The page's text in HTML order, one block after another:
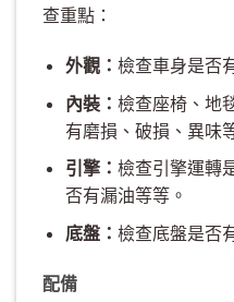
查重點：
外觀： 檢查車身是否
內裝： 檢查座椅、地
有磨損、破損、異味
引擎： 檢查引擎運轉
否有漏油等等。
底盤： 檢查底盤是否
配備